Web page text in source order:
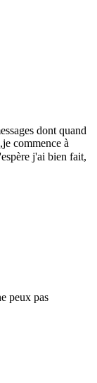
dont quand
commence à
j'ai bien fait,
peux pas